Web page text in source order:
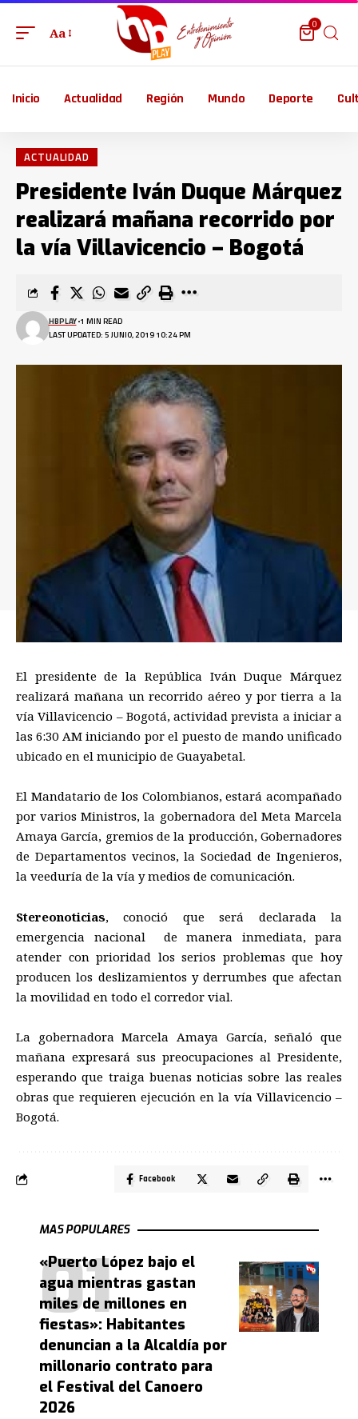
Aa
0
Inicio Actualidad Región Mundo Deporte
ACTUALIDAD
Presidente Iván Duque Márquez
realizará mañana recorrido por
la vía Villavicencio – Bogotá
LAST UPDATED: 5 JUNIO, 2019 10:24 PM
HBPLAY 1 MIN READ
El presidente de la República Iván Duque Márquez
realizará mañana un recorrido aéreo y por tierra a la
vía Villavicencio – Bogotá, actividad prevista a iniciar a
las 6:30 AM iniciando por el puesto de mando unificado
ubicado en el municipio de Guayabetal.
El Mandatario de los Colombianos, estará acompañado
por varios Ministros, la gobernadora del Meta Marcela
Amaya García, gremios de la producción, Gobernadores
de Departamentos vecinos, la Sociedad de Ingenieros,
la veeduría de la vía y medios de comunicación.
Stereonoticias, conoció que será declarada la
emergencia nacional de manera inmediata, para
atender con prioridad los serios problemas que hoy
producen los deslizamientos y derrumbes que afectan
la movilidad en todo el corredor vial.
La gobernadora Marcela Amaya García, señaló que
mañana expresará sus preocupaciones al Presidente,
esperando que traiga buenas noticias sobre las reales
obras que requieren ejecución en la vía Villavicencio –
Bogotá.
Facebook
MAS POPULARES
«Puerto López bajo el
agua mientras gastan
miles de millones en
fiestas»: Habitantes
denuncian a la Alcaldía por
millonario contrato para
el Festival del Canoero
2026